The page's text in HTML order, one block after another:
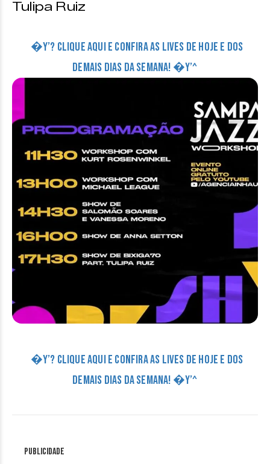
Tulipa Ruiz
�Y’? CLIQUE AQUI E CONFIRA AS LIVES DE HOJE E DOS
DEMAIS DIAS DA SEMANA! �Y’^
�Y’? CLIQUE AQUI E CONFIRA AS LIVES DE HOJE E DOS
DEMAIS DIAS DA SEMANA! �Y’^
Publicidade